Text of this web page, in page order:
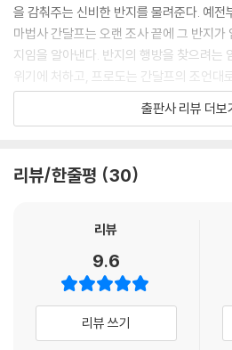
을 감춰주는 신비한 반지를 물려준다. 예전
마법사 간달프는 오랜 조사 끝에 그 반지
지임을 알아낸다. 반지의 행방을 찾으려는
위기에 처하고, 프로도는 간달프의 조언대
들과 샤이어를 떠난다. 그들은 순찰자 아
하고, 그곳에서 간달프와 재회한다.
반지를 파괴하기로 결정하자, 프로도는 세
와 함께 반지를 파괴하기 위한 여정에 오르
지상의 요정 왕들에겐 세 개의 반지,
독집의 난쟁이 왕들에겐 일곱 개의 반지,
죽을 운명을 타고난 인간들에겐 아홉 개의
그리고 모든 반지를 불러모아 암흑에 가두
출판사 리뷰 더보
리뷰/한줄평 30
리뷰
9.6
리뷰 쓰기